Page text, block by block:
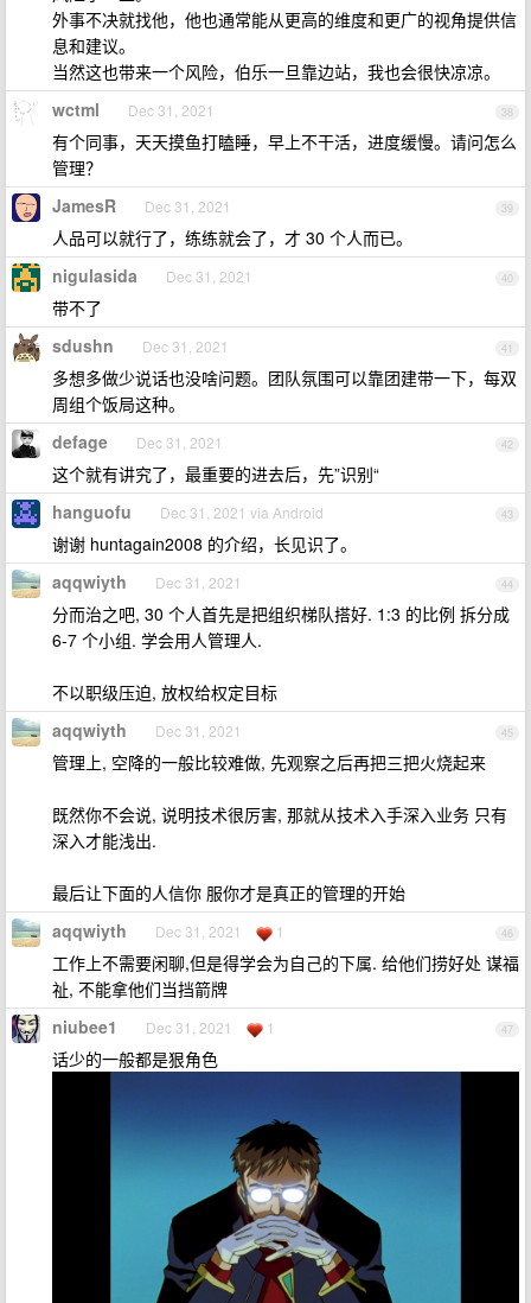
外事不决就找他，他也通常能从更高的维度和更广的视角提供信
息和建议。
当然这也带来一个风险，伯乐一旦靠边站，我也会很快凉凉。
38
wctml Dec 31, 2021
有个同事，天天摸鱼打瞌睡，早上不干活，进度缓慢。请问怎么
管理？
39
JamesR Dec 31, 2021
人品可以就行了，练练就会了，才 30 个人而已。
40
nigulasida Dec 31, 2021
带不了
41
sdushn Dec 31, 2021
多想多做少说话也没啥问题。团队氛围可以靠团建带一下，每双
周组个饭局这种。
42
defage Dec 31, 2021
这个就有讲究了，最重要的进去后，先”识别“
43
hanguofu Dec 31, 2021 via Android
谢谢 huntagain2008 的介绍，长见识了。
44
aqqwiyth Dec 31, 2021
分而治之吧, 30 个人首先是把组织梯队搭好. 1:3 的比例 拆分成
6-7 个小组. 学会用人管理人.
不以职级压迫, 放权给权定目标
45
aqqwiyth Dec 31, 2021
管理上, 空降的一般比较难做, 先观察之后再把三把火烧起来
既然你不会说, 说明技术很厉害, 那就从技术入手深入业务 只有
深入才能浅出.
最后让下面的人信你 服你才是真正的管理的开始
46
aqqwiyth Dec 31, 2021 1
工作上不需要闲聊,但是得学会为自己的下属. 给他们捞好处 谋福
祉, 不能拿他们当挡箭牌
47
niubee1 Dec 31, 2021 1
话少的一般都是狠角色